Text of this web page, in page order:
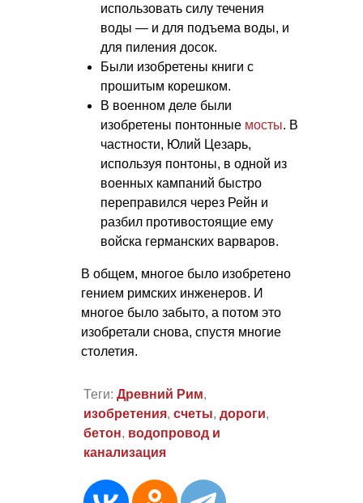
использовать силу течения
воды — и для подъема воды, и
для пиления досок.
Были изобретены книги с
прошитым корешком.
В военном деле были
изобретены понтонные мосты. В
частности, Юлий Цезарь,
используя понтоны, в одной из
военных кампаний быстро
переправился через Рейн и
разбил противостоящие ему
войска германских варваров.
В общем, многое было изобретено
гением римских инженеров. И
многое было забыто, а потом это
изобретали снова, спустя многие
столетия.
Теги: Древний Рим,
изобретения, счеты, дороги,
бетон, водопровод и
канализация